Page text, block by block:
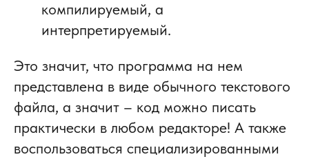
компилируемый, а
интерпретируемый.
Это значит, что программа на нем
представлена в виде обычного текстового
файла, а значит – код можно писать
практически в любом редакторе! А также
воспользоваться специализированными